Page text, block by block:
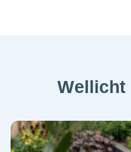
Wellicht